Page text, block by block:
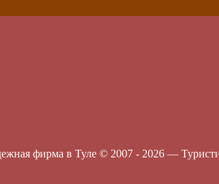
фирма в Туле © 2007 - 2026 —